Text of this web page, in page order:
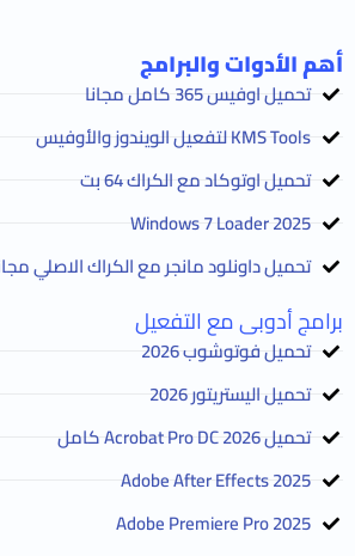
أهم الأدوات والبرامج
تحميل اوفيس 365 كامل مجانا
KMS Tools لتفعيل الويندوز والأوفيس
تحميل اوتوكاد مع الكراك 64 بت
2025 Windows 7 Loader
تحميل داونلود مانجر مع الكراك الاصلي
برامج أدوبى مع التفعيل
تحميل فوتوشوب 2026
تحميل اليستريتور 2026
تحميل Acrobat Pro DC 2026 كامل
Adobe After Effects 2025
Adobe Premiere Pro 2025